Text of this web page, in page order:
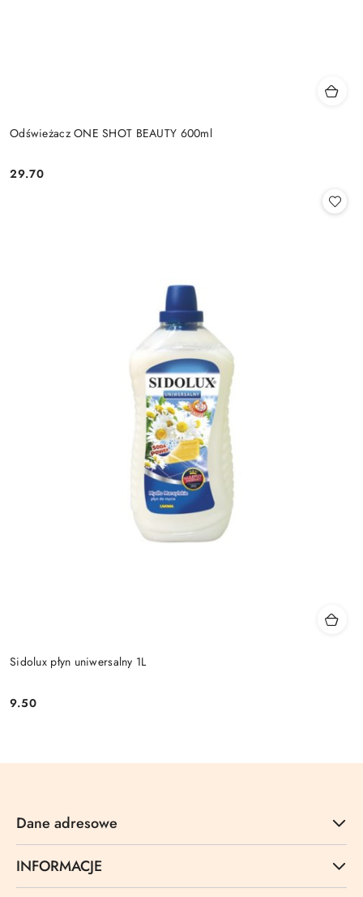
Odświeżacz ONE SHOT BEAUTY 600ml
Cena:
29.70
Sidolux płyn uniwersalny 1L
Cena:
9.50
Dane adresowe
INFORMACJE